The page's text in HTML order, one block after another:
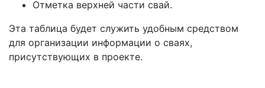
Отметка верхней части свай.
Эта таблица будет служить удобным средством
для организации информации о сваях,
присутствующих в проекте.